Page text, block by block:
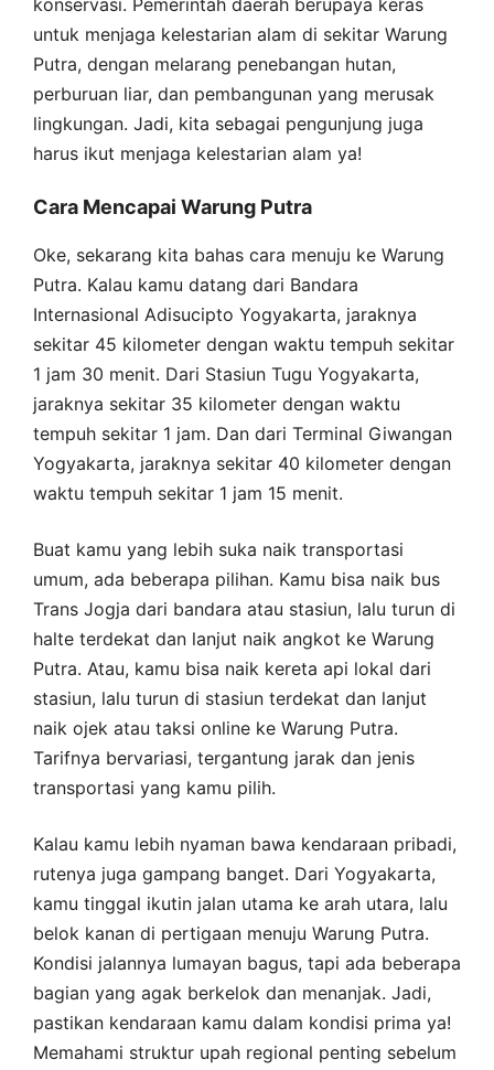
konservasi. Pemerintah daerah berupaya keras
untuk menjaga kelestarian alam di sekitar Warung
Putra, dengan melarang penebangan hutan,
perburuan liar, dan pembangunan yang merusak
lingkungan. Jadi, kita sebagai pengunjung juga
harus ikut menjaga kelestarian alam ya!
Cara Mencapai Warung Putra
Oke, sekarang kita bahas cara menuju ke Warung
Putra. Kalau kamu datang dari Bandara
Internasional Adisucipto Yogyakarta, jaraknya
sekitar 45 kilometer dengan waktu tempuh sekitar
1 jam 30 menit. Dari Stasiun Tugu Yogyakarta,
jaraknya sekitar 35 kilometer dengan waktu
tempuh sekitar 1 jam. Dan dari Terminal Giwangan
Yogyakarta, jaraknya sekitar 40 kilometer dengan
waktu tempuh sekitar 1 jam 15 menit.
Buat kamu yang lebih suka naik transportasi
umum, ada beberapa pilihan. Kamu bisa naik bus
Trans Jogja dari bandara atau stasiun, lalu turun di
halte terdekat dan lanjut naik angkot ke Warung
Putra. Atau, kamu bisa naik kereta api lokal dari
stasiun, lalu turun di stasiun terdekat dan lanjut
naik ojek atau taksi online ke Warung Putra.
Tarifnya bervariasi, tergantung jarak dan jenis
transportasi yang kamu pilih.
Kalau kamu lebih nyaman bawa kendaraan pribadi,
rutenya juga gampang banget. Dari Yogyakarta,
kamu tinggal ikutin jalan utama ke arah utara, lalu
belok kanan di pertigaan menuju Warung Putra.
Kondisi jalannya lumayan bagus, tapi ada beberapa
bagian yang agak berkelok dan menanjak. Jadi,
pastikan kendaraan kamu dalam kondisi prima ya!
Memahami struktur upah regional penting sebelum